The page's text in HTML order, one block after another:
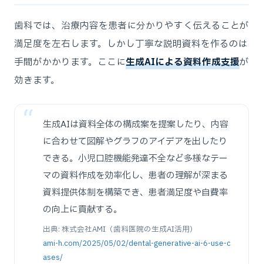
歯科では、治療内容を患者に分かりやすく伝えることが
満足度を左右します。しかし丁寧な説明資料を作るのは
手間がかかります。ここに生成AIによる資料作成支援が
効きます。
生成AIは資料全体の構成案を提案したり、内容
に合わせて図解やグラフのアイデアを出したり
できる。小児口腔機能発達不全など多様なテー
マの資料作成を効率化し、患者の理解が深まる
資料提供体制を構築でき、患者満足度や自費率
の向上に貢献する。
出典: 株式会社AMI（歯科医院の生成AI活用）
ami-h.com/2025/05/02/dental-generative-ai-6-use-c
ases/